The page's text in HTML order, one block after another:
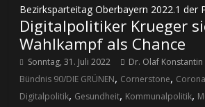
Bezirksparteitag Oberbayern 2022.1 der
Digitalpolitiker Krueger
Wahlkampf als Chance
Sonntag, 31. Juli 2022
Dr. Olaf Konstantin
Bündnis 90/DIE GRÜNEN, Cornerstone, Corona
Digitalpolitik, Gesundheit, Kommunalpolitik,